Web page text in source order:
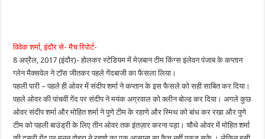
विवेक शर्मा, इंदौर से- मैच रिपोर्ट-
8 अप्रैल, 2017 (इंदौर)- होलकर स्टेडियम में मेज़बान टीम किंग्स इलेवन पंजाब के कप्तान
ग्लेन मैक्सवेल ने टॉस जीतकर पहले गेंदबाजी का फैसला लिया।
पहली पारी – पहले ही ओवर में संदीप शर्मा ने कप्तान के इस फैसले को सही साबित कर दिया।
पहले ओवर की पांचवीं गेंद पर संदीप ने मयंक अग्रवाल को क्लीन बोल्ड कर दिया। अगले कुछ
ओवर संदीप शर्मा और मोहित शर्मा ने पुणे टीम के रहाणे और स्मिथ को बांध कर रखा और पुणे
टीम को पहली बाउंड्री के लिए तीन ओवर तक इंतज़ार करना पड़ा। चौथे ओवर में मोहित शर्मा